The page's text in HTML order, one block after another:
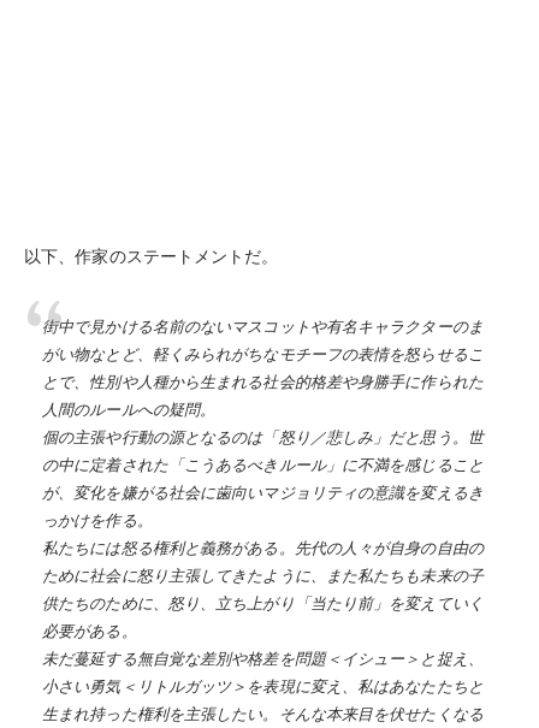
以下、作家のステートメントだ。
街中で見かける名前のないマスコットや有名キャラクターのま
がい物なとど、軽くみられがちなモチーフの表情を怒らせるこ
とで、性別や人種から生まれる社会的格差や身勝手に作られた
人間のルールへの疑問。
個の主張や行動の源となるのは「怒り／悲しみ」だと思う。世
の中に定着された「こうあるべきルール」に不満を感じること
が、変化を嫌がる社会に⻭向いマジョリティの意識を変えるき
っかけを作る。
私たちには怒る権利と義務がある。先代の人々が自身の自由の
ために社会に怒り主張してきたように、また私たちも未来の子
供たちのために、怒り、立ち上がり「当たり前」を変えていく
必要がある。
未だ蔓延する無自覚な差別や格差を問題＜イシュー＞と捉え、
小さい勇気＜リトルガッツ＞を表現に変え、私はあなたたちと
生まれ持った権利を主張したい。そんな本来目を伏せたくなる